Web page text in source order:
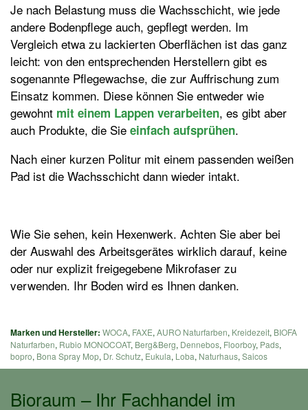
Je nach Belastung muss die Wachsschicht, wie jede
andere Bodenpflege auch, gepflegt werden. Im
Vergleich etwa zu lackierten Oberflächen ist das ganz
leicht: von den entsprechenden Herstellern gibt es
sogenannte Pflegewachse, die zur Auffrischung zum
Einsatz kommen. Diese können Sie entweder wie
gewohnt mit einem Lappen verarbeiten, es gibt aber
auch Produkte, die Sie einfach aufsprühen.
Nach einer kurzen Politur mit einem passenden weißen
Pad ist die Wachsschicht dann wieder intakt.
Wie Sie sehen, kein Hexenwerk. Achten Sie aber bei
der Auswahl des Arbeitsgerätes wirklich darauf, keine
oder nur explizit freigegebene Mikrofaser zu
verwenden. Ihr Boden wird es Ihnen danken.
Marken und Hersteller: WOCA, FAXE, AURO Naturfarben, Kreidezeit, BIOFA
Naturfarben, Rubio MONOCOAT, Berg&Berg, Dennebos, Floorboy, Pads,
bopro, Bona Spray Mop, Dr. Schutz, Eukula, Loba, Naturhaus, Saicos
Bioraum – Ihr Fachhandel im